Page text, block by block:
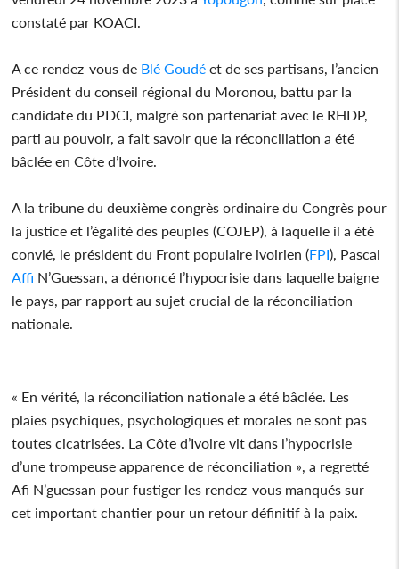
constaté par KOACI.
A ce rendez-vous de Blé Goudé et de ses partisans, l’ancien
Président du conseil régional du Moronou, battu par la
candidate du PDCI, malgré son partenariat avec le RHDP,
parti au pouvoir, a fait savoir que la réconciliation a été
bâclée en Côte d’Ivoire.
A la tribune du deuxième congrès ordinaire du Congrès pour
la justice et l’égalité des peuples (COJEP), à laquelle il a été
convié, le président du Front populaire ivoirien (FPI), Pascal
Affi N’Guessan, a dénoncé l’hypocrisie dans laquelle baigne
le pays, par rapport au sujet crucial de la réconciliation
nationale.
« En vérité, la réconciliation nationale a été bâclée. Les
plaies psychiques, psychologiques et morales ne sont pas
toutes cicatrisées. La Côte d’Ivoire vit dans l’hypocrisie
d’une trompeuse apparence de réconciliation », a regretté
Afi N’guessan pour fustiger les rendez-vous manqués sur
cet important chantier pour un retour définitif à la paix.